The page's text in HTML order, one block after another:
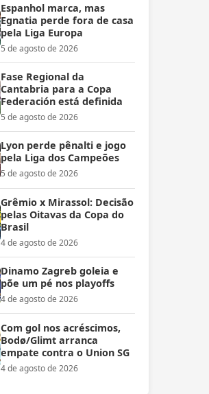
Espanhol marca, mas
Egnatia perde fora de casa
pela Liga Europa
5 de agosto de 2026
Fase Regional da
Cantabria para a Copa
Federación está definida
5 de agosto de 2026
Lyon perde pênalti e jogo
pela Liga dos Campeões
5 de agosto de 2026
Grêmio x Mirassol: Decisão
pelas Oitavas da Copa do
Brasil
4 de agosto de 2026
Dinamo Zagreb goleia e
põe um pé nos playoffs
4 de agosto de 2026
Com gol nos acréscimos,
Bodø/Glimt arranca
empate contra o Union SG
4 de agosto de 2026